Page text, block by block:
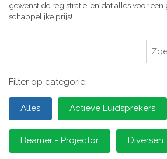
gewenst de registratie, en dat alles voor
schappelijke prijs!
Filter op categorie:
Alles Actieve Luidsprekers
Beamer - Projector Diversen